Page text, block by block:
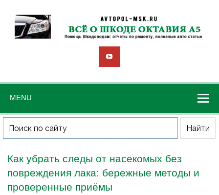
MENU
Как убрать следы от насекомых без
повреждения лака: бережные методы и
проверенные приёмы